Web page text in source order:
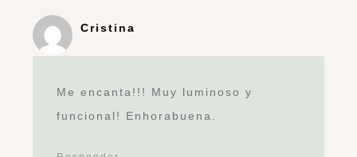
Cristina
Me encanta!!! Muy luminoso y
funcional! Enhorabuena.